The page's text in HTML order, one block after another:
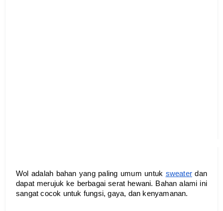
Wol adalah bahan yang paling umum untuk sweater dan
dapat merujuk ke berbagai serat hewani. Bahan alami ini
sangat cocok untuk fungsi, gaya, dan kenyamanan.